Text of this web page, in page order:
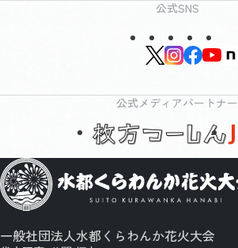
公式SNS
公式メディアパートナー
一般社団法人水都くらわんか花火大会